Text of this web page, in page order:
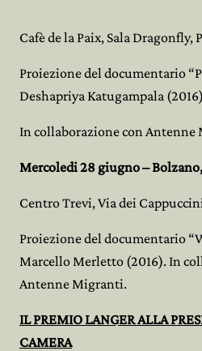
Cafè de la Paix, Sala Dragonfly,
Proiezione del documentario
Deshapriya Katugampala
In collaborazione con Antenne
Mercoledi 28 giugno –
Centro Trevi, Via dei
Proiezione del documentario
Marcello Merletto (2016). In
Antenne Migranti.
IL PREMIO LANGER ALLA
CAMERA